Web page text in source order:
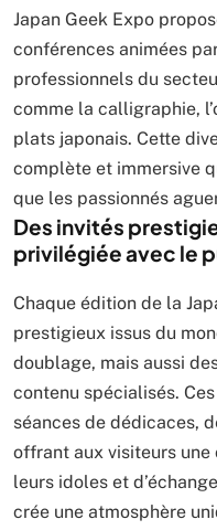
Japan Geek Expo
conférences animées
professionnels du
comme la calligraphie,
plats japonais. Cette
complète et immersive
que les passionnés
Des invités
privilégiée avec le
Chaque édition de la
prestigieux issus du
doublage, mais aussi
contenu spécialisés.
séances de dédicaces,
offrant aux visiteurs
leurs idoles et
crée une atmosphère